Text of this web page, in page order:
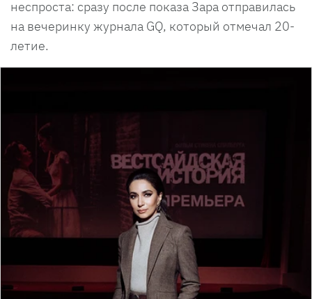
неспроста: сразу после показа Зара отправилась
на вечеринку журнала GQ, который отмечал 20-
летие.